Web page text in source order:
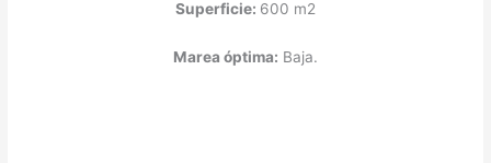
Superficie: 600 m2
Marea óptima: Baja.